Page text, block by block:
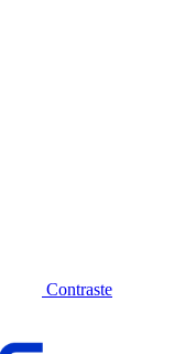
Contraste